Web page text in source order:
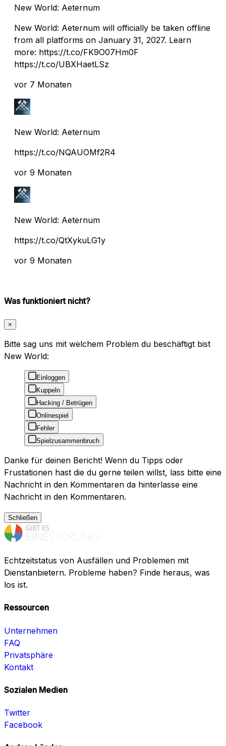
New World: Aeternum
New World: Aeternum will officially be taken offline
from all platforms on January 31, 2027. Learn
more: https://t.co/FK9O07Hm0F
https://t.co/UBXHaetLSz
vor 7 Monaten
New World: Aeternum
https://t.co/NQAUOMf2R4
vor 9 Monaten
New World: Aeternum
https://t.co/QtXykuLG1y
vor 9 Monaten
Was funktioniert nicht?
×
Bitte sag uns mit welchem Problem du beschäftigt bist
New World:
Einloggen
Kuppeln
Hacking / Betrügen
Onlinespiel
Fehler
Spielzusammenbruch
Danke für deinen Bericht! Wenn du Tipps oder
Frustationen hast die du gerne teilen willst, lass bitte eine
Nachricht in den Kommentaren da hinterlasse eine
Nachricht in den Kommentaren.
Schließen
Echtzeitstatus von Ausfällen und Problemen mit
Dienstanbietern. Probleme haben? Finde heraus, was
los ist.
Ressourcen
Unternehmen
FAQ
Privatsphäre
Kontakt
Sozialen Medien
Twitter
Facebook